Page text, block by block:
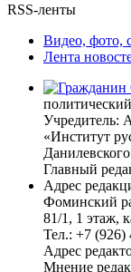
RSS-ленты
Видео, фото,
Лента
Учредитель:
«Институт
Главный
Адрес
Фоминский
81/1, 1 этаж,
Тел.: +7 (926)
Адрес
Мнение